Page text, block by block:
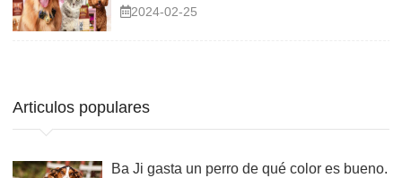
2024-02-25
Articulos populares
Ba Ji gasta un perro de qué color es bueno.